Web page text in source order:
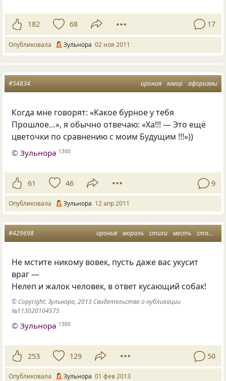
182 68 17
Опубликовала Зульнора 02 ноя 2011
ирония юмор афоризмы
#54834
Когда мне говорят: «Какое бурное у тебя
Прошлое…», я обычно отвечаю: «Ха!!! — Это ещё
цветочки по сравнению с моим Будущим !!!»))
©Зульнора 1300
61 46 9
Опубликовала Зульнора 12 апр 2011
ирония мораль стихи месть статусы
#429698
Не мстите никому вовек, пусть даже вас укусит
враг —
Нелеп и жалок человек, в ответ кусающий собак!
© Copyright: Зульнора, 2013 Свидетельство о публикации
№113020104575
©Зульнора 1300
253 129 50
Опубликовала Зульнора 01 фев 2013